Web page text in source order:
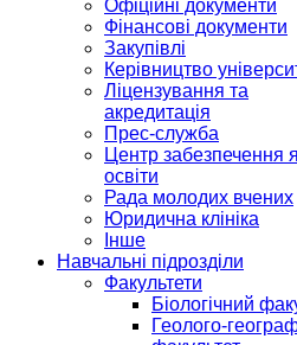
Офіційні документи
Фінансові документи
Закупівлі
Керівництво
Ліцензування та
акредитація
Прес-служба
Центр забезпечення
освіти
Рада молодих вчених
Юридична клініка
Інше
Навчальні підрозділи
Факультети
Біологічний
Геолого-